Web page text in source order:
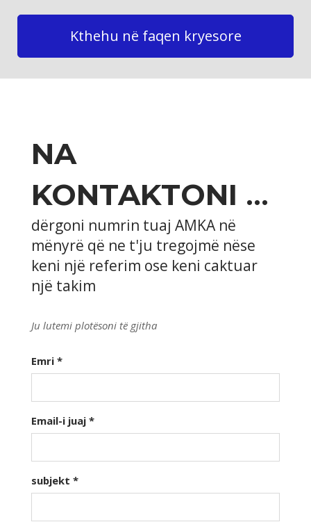
Kthehu në faqen kryesore
NA
KONTAKTONI ...
dërgoni numrin tuaj AMKA në
mënyrë që ne t'ju tregojmë nëse
keni një referim ose keni caktuar
një takim
Ju lutemi plotësoni të gjitha
Emri *
Email-i juaj *
subjekt *